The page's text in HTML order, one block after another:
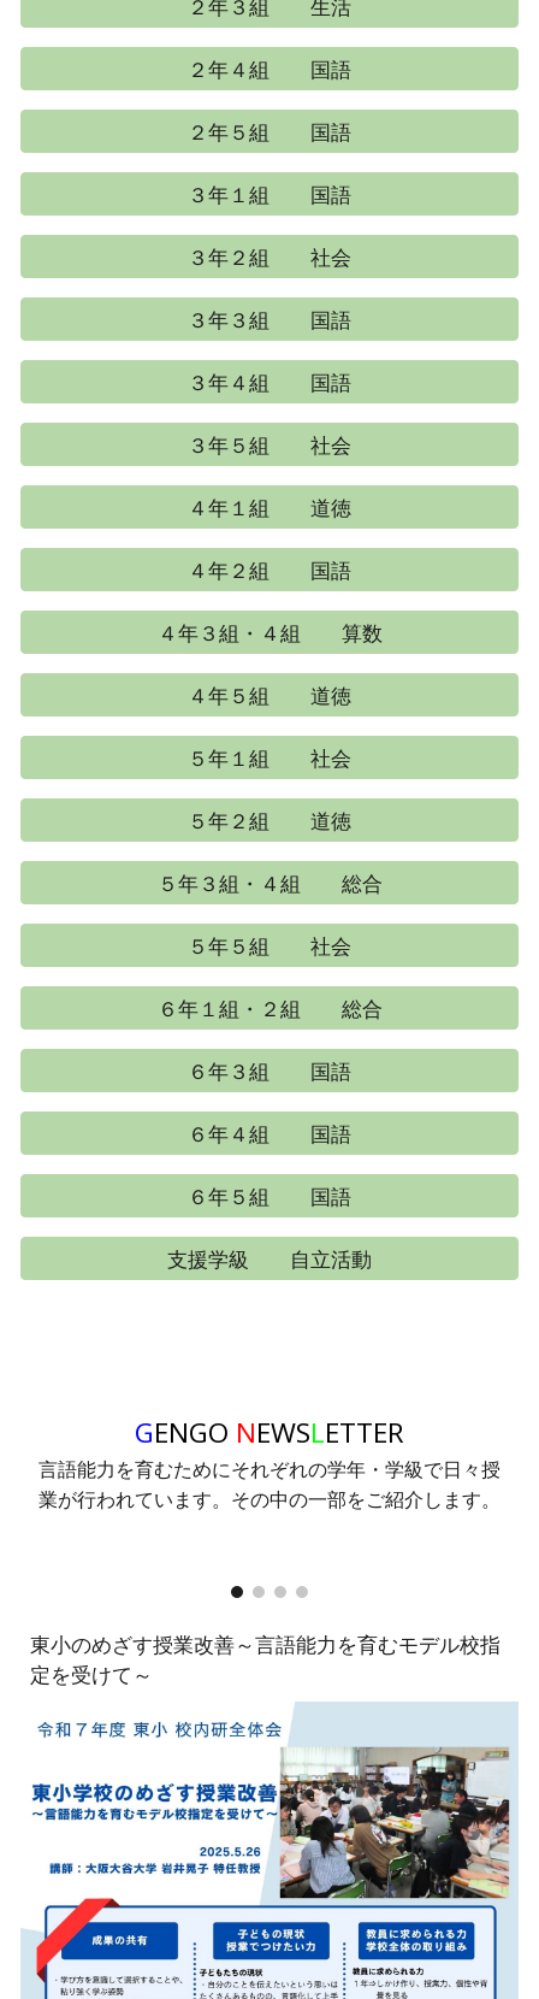
２年４組 国語
２年５組 国語
３年１組 国語
３年２組 社会
３年３組 国語
３年４組 国語
３年５組 社会
４年１組 道徳
４年２組 国語
４年３組・４組 算数
４年５組 道徳
５年１組 社会
５年２組 道徳
５年３組・４組 総合
５年５組 社会
６年１組・２組 総合
６年３組 国語
６年４組 国語
６年５組 国語
支援学級 自立活動
GENGO NEWSLETTER
言語能力を育むためにそれぞれの学年・学級で日々授
業が行われています。その中の一部をご紹介します。
東小のめざす授業改善～言語能力を育むモデル校指
定を受けて～